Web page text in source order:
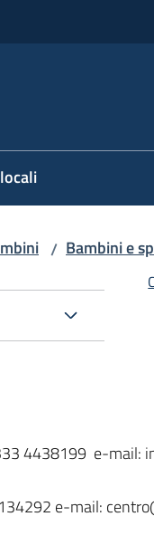
/ Bambini e
4438199 e-mail:
e-mail: